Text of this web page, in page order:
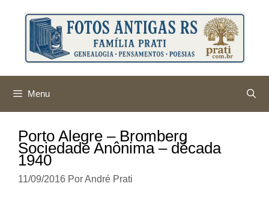
conteúdo
Menu
Porto Alegre – Bromberg
Sociedade Anônima – década
1940
11/09/2016 PorAndré Prati